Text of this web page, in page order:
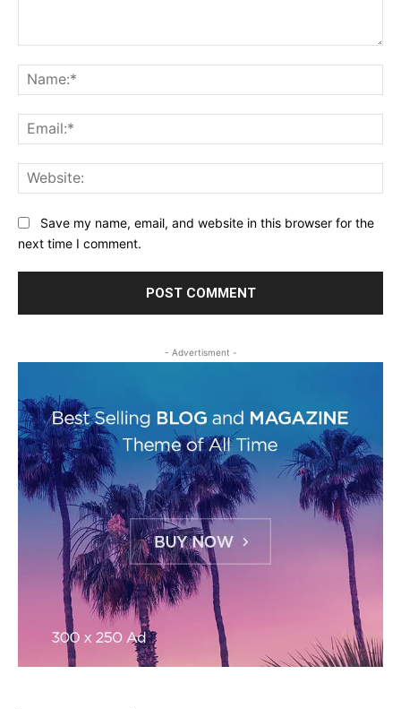
Save my name, email, and website in this browser for the
next time I comment.
- Advertisment -